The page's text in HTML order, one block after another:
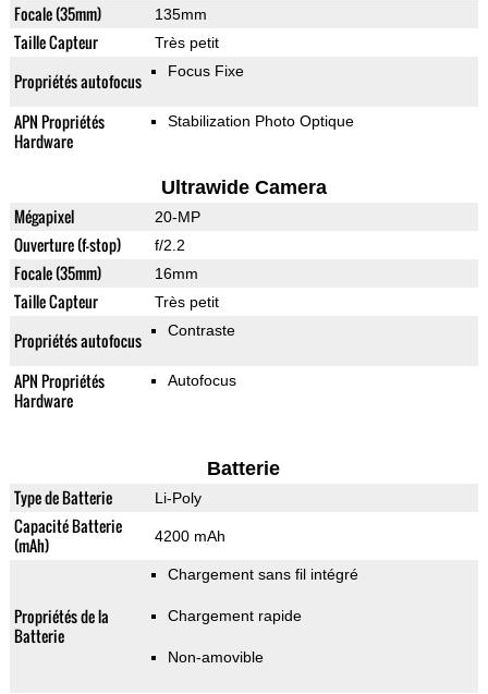
Focale (35mm) 135mm
Taille Capteur Très petit
Propriétés autofocus Focus Fixe
APN Propriétés
Hardware
Stabilization Photo Optique
Ultrawide Camera
Mégapixel 20-MP
Ouverture (f-stop) f/2.2
Focale (35mm) 16mm
Taille Capteur Très petit
Propriétés autofocus Contraste
APN Propriétés
Hardware
Autofocus
Batterie
Type de Batterie Li-Poly
Capacité Batterie
(mAh)
4200 mAh
Propriétés de la
Batterie
Chargement sans fil intégré
Chargement rapide
Non-amovible